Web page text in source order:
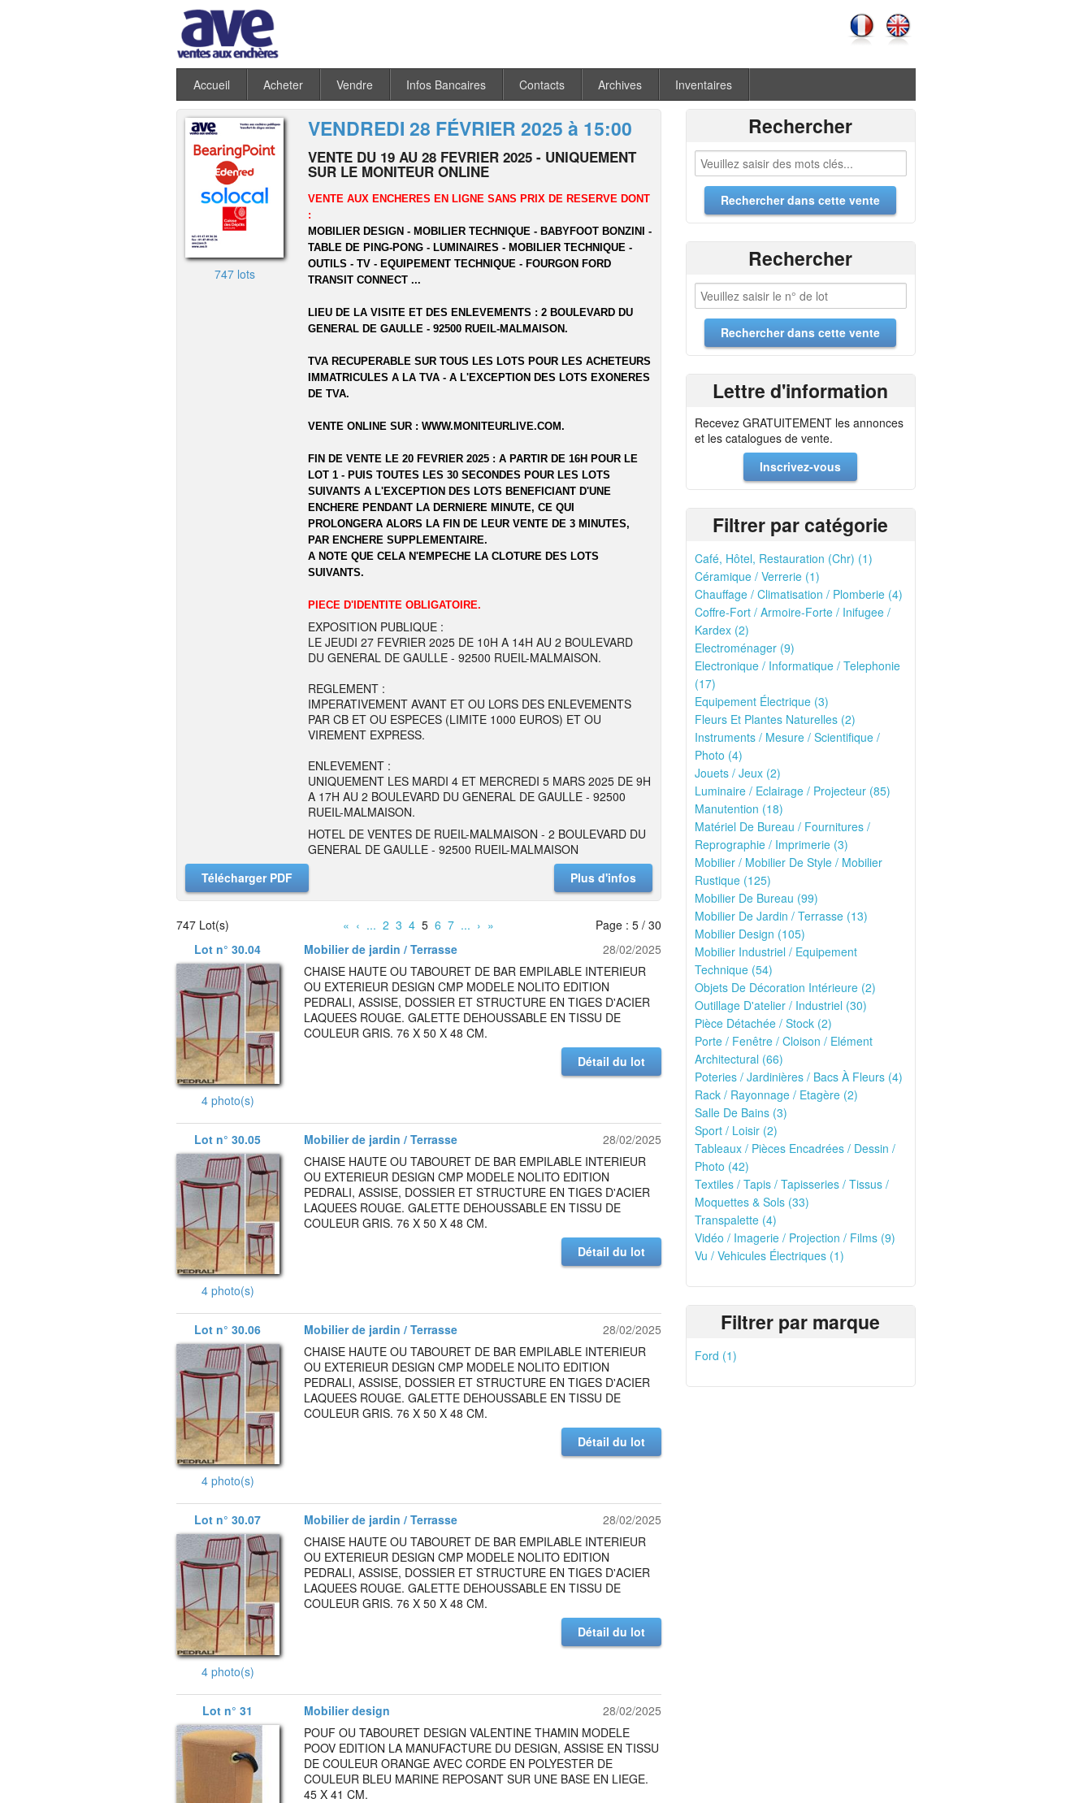
Accueil Acheter Vendre Infos Bancaires Contacts Archives Inventaires
747 lots
VENDREDI 28 FÉVRIER 2025 à 15:00
VENTE DU 19 AU 28 FEVRIER 2025 - UNIQUEMENT
SUR LE MONITEUR ONLINE
VENTE AUX ENCHERES EN LIGNE SANS PRIX DE RESERVE DONT
:
MOBILIER DESIGN - MOBILIER TECHNIQUE - BABYFOOT BONZINI -
TABLE DE PING-PONG - LUMINAIRES - MOBILIER TECHNIQUE -
OUTILS - TV - EQUIPEMENT TECHNIQUE - FOURGON FORD
TRANSIT CONNECT ...
LIEU DE LA VISITE ET DES ENLEVEMENTS : 2 BOULEVARD DU
GENERAL DE GAULLE - 92500 RUEIL-MALMAISON.
TVA RECUPERABLE SUR TOUS LES LOTS POUR LES ACHETEURS
IMMATRICULES A LA TVA - A L'EXCEPTION DES LOTS EXONERES
DE TVA.
VENTE ONLINE SUR :WWW.MONITEURLIVE.COM.
FIN DE VENTE LE 20 FEVRIER 2025 : A PARTIR DE 16H POUR LE
LOT 1 - PUIS TOUTES LES 30 SECONDES POUR LES LOTS
SUIVANTS A L'EXCEPTION DES LOTS BENEFICIANT D'UNE
ENCHERE PENDANT LA DERNIERE MINUTE, CE QUI
PROLONGERA ALORS LA FIN DE LEUR VENTE DE 3 MINUTES,
PAR ENCHERE SUPPLEMENTAIRE.
A NOTE QUE CELA N'EMPECHE LA CLOTURE DES LOTS
SUIVANTS.
PIECE D'IDENTITE OBLIGATOIRE.
EXPOSITION PUBLIQUE :
LE JEUDI 27 FEVRIER 2025 DE 10H A 14H AU 2 BOULEVARD
DU GENERAL DE GAULLE - 92500 RUEIL-MALMAISON.
REGLEMENT :
IMPERATIVEMENT AVANT ET OU LORS DES ENLEVEMENTS
PAR CB ET OU ESPECES (LIMITE 1000 EUROS) ET OU
VIREMENT EXPRESS.
ENLEVEMENT :
UNIQUEMENT LES MARDI 4 ET MERCREDI 5 MARS 2025 DE 9H
A 17H AU 2 BOULEVARD DU GENERAL DE GAULLE - 92500
RUEIL-MALMAISON.
HOTEL DE VENTES DE RUEIL-MALMAISON - 2 BOULEVARD DU
GENERAL DE GAULLE - 92500 RUEIL-MALMAISON
Télécharger PDF
Plus d'infos
747 Lot(s) « ‹ ... 2 3 4 56 7 ... › »
Page : 5 / 30
Lot n° 30.04
Mobilier de jardin / Terrasse 28/02/2025
4 photo(s)
CHAISE HAUTE OU TABOURET DE BAR EMPILABLE INTERIEUR
OU EXTERIEUR DESIGN CMP MODELE NOLITO EDITION
PEDRALI, ASSISE, DOSSIER ET STRUCTURE EN TIGES D'ACIER
LAQUEES ROUGE. GALETTE DEHOUSSABLE EN TISSU DE
COULEUR GRIS. 76 X 50 X 48 CM.
Détail du lot
Lot n° 30.05 Mobilier de jardin / Terrasse 28/02/2025
4 photo(s)
CHAISE HAUTE OU TABOURET DE BAR EMPILABLE INTERIEUR
OU EXTERIEUR DESIGN CMP MODELE NOLITO EDITION
PEDRALI, ASSISE, DOSSIER ET STRUCTURE EN TIGES D'ACIER
LAQUEES ROUGE. GALETTE DEHOUSSABLE EN TISSU DE
COULEUR GRIS. 76 X 50 X 48 CM.
Détail du lot
Lot n° 30.06 Mobilier de jardin / Terrasse 28/02/2025
4 photo(s)
CHAISE HAUTE OU TABOURET DE BAR EMPILABLE INTERIEUR
OU EXTERIEUR DESIGN CMP MODELE NOLITO EDITION
PEDRALI, ASSISE, DOSSIER ET STRUCTURE EN TIGES D'ACIER
LAQUEES ROUGE. GALETTE DEHOUSSABLE EN TISSU DE
COULEUR GRIS. 76 X 50 X 48 CM.
Détail du lot
Lot n° 30.07 Mobilier de jardin / Terrasse 28/02/2025
4 photo(s)
CHAISE HAUTE OU TABOURET DE BAR EMPILABLE INTERIEUR
OU EXTERIEUR DESIGN CMP MODELE NOLITO EDITION
PEDRALI, ASSISE, DOSSIER ET STRUCTURE EN TIGES D'ACIER
LAQUEES ROUGE. GALETTE DEHOUSSABLE EN TISSU DE
COULEUR GRIS. 76 X 50 X 48 CM.
Détail du lot
Lot n° 31 Mobilier design 28/02/2025
POUF OU TABOURET DESIGN VALENTINE THAMIN MODELE
POOV EDITION LA MANUFACTURE DU DESIGN, ASSISE EN TISSU
DE COULEUR ORANGE AVEC CORDE EN POLYESTER DE
COULEUR BLEU MARINE REPOSANT SUR UNE BASE EN LIEGE.
45 X 41 CM.
Rechercher
Rechercher
Lettre d'information
Recevez GRATUITEMENT les annonces
et les catalogues de vente.
Inscrivez-vous
Filtrer par catégorie
Café, Hôtel, Restauration (Chr) (1)
Céramique / Verrerie (1)
Chauffage / Climatisation / Plomberie (4)
Coffre-Fort / Armoire-Forte / Inifugee /
Kardex (2)
Electroménager (9)
Electronique / Informatique / Telephonie
(17)
Equipement Électrique (3)
Fleurs Et Plantes Naturelles (2)
Instruments / Mesure / Scientifique /
Photo (4)
Jouets / Jeux (2)
Luminaire / Eclairage / Projecteur (85)
Manutention (18)
Matériel De Bureau / Fournitures /
Reprographie / Imprimerie (3)
Mobilier / Mobilier De Style / Mobilier
Rustique (125)
Mobilier De Bureau (99)
Mobilier De Jardin / Terrasse (13)
Mobilier Design (105)
Mobilier Industriel / Equipement
Technique (54)
Objets De Décoration Intérieure (2)
Outillage D'atelier / Industriel (30)
Pièce Détachée / Stock (2)
Porte / Fenêtre / Cloison / Elément
Architectural (66)
Poteries / Jardinières / Bacs À Fleurs (4)
Rack / Rayonnage / Etagère (2)
Salle De Bains (3)
Sport / Loisir (2)
Tableaux / Pièces Encadrées / Dessin /
Photo (42)
Textiles / Tapis / Tapisseries / Tissus /
Moquettes & Sols (33)
Transpalette (4)
Vidéo / Imagerie / Projection / Films (9)
Vu / Vehicules Électriques (1)
Filtrer par marque
Ford (1)